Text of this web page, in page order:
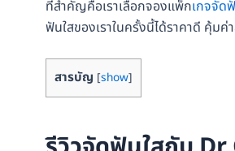
ที่สำคัญคือเราเลือกจองแพ็กเกจจัด
ฟันใสของเราในครั้งนี้ได้ราคาดี คุ้มค่
สารบัญ [show]